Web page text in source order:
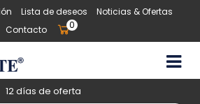
Lista de deseos
Noticias & Ofertas
Contacto
0
12 días de oferta